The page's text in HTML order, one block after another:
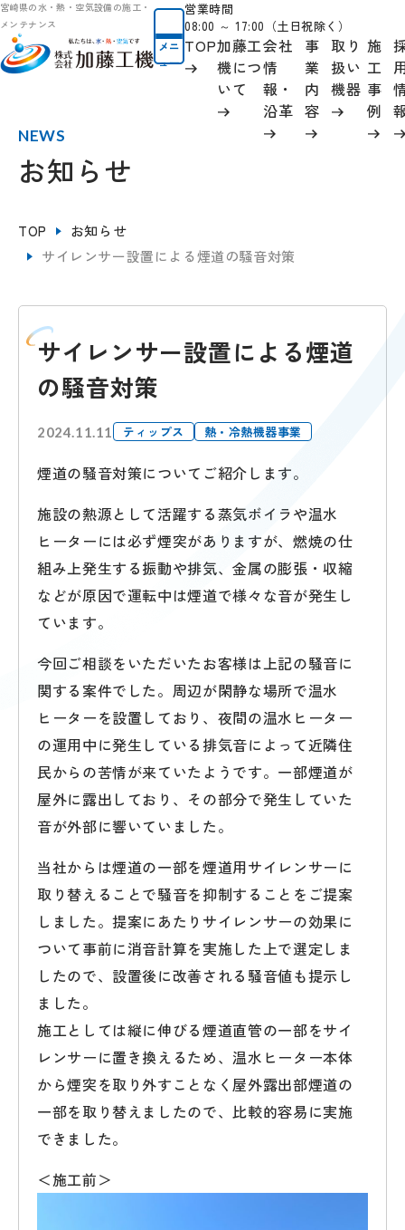
宮崎県の水・熱・空気設備の施工・
メンテナンス
メニ
ュー
営業時間
08:00 ～ 17:00（土日祝除く）
TOP加藤工
機につ
いて
会社
情
報 ・
沿革
事
業
内
容
取り
扱い
機器
施
工
事
例
NEWS
お知らせ
TOP
お知らせ
サイレンサー設置による煙道の騒音対策
サイレンサー設置による煙道
の騒音対策
2024.11.11 ティップス 熱・冷熱機器事業
煙道の騒音対策についてご紹介します。
施設の熱源として活躍する蒸気ボイラや温水
ヒーターには必ず煙突がありますが、燃焼の仕
組み上発生する振動や排気、金属の膨張・収縮
などが原因で運転中は煙道で様々な音が発生し
ています。
今回ご相談をいただいたお客様は上記の騒音に
関する案件でした。周辺が閑静な場所で温水
ヒーターを設置しており、夜間の温水ヒーター
の運用中に発生している排気音によって近隣住
民からの苦情が来ていたようです。一部煙道が
屋外に露出しており、その部分で発生していた
音が外部に響いていました。
当社からは煙道の一部を煙道用サイレンサーに
取り替えることで騒音を抑制することをご提案
しました。提案にあたりサイレンサーの効果に
ついて事前に消音計算を実施した上で選定しま
したので、設置後に改善される騒音値も提示し
ました。
施工としては縦に伸びる煙道直管の一部をサイ
レンサーに置き換えるため、温水ヒーター本体
から煙突を取り外すことなく屋外露出部煙道の
一部を取り替えましたので、比較的容易に実施
できました。
＜施工前＞